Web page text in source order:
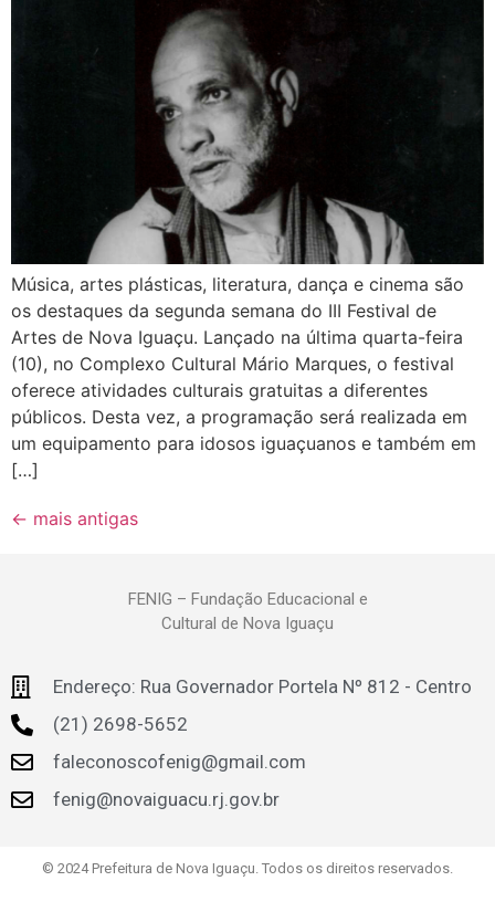
Música, artes plásticas, literatura, dança e cinema são
os destaques da segunda semana do III Festival de
Artes de Nova Iguaçu. Lançado na última quarta-feira
(10), no Complexo Cultural Mário Marques, o festival
oferece atividades culturais gratuitas a diferentes
públicos. Desta vez, a programação será realizada em
um equipamento para idosos iguaçuanos e também em
[…]
← mais antigas
FENIG – Fundação Educacional e
Cultural de Nova Iguaçu
Endereço: Rua Governador Portela Nº 812 - Centro
(21) 2698-5652
faleconoscofenig@gmail.com
fenig@novaiguacu.rj.gov.br
© 2024 Prefeitura de Nova Iguaçu. Todos os direitos reservados.